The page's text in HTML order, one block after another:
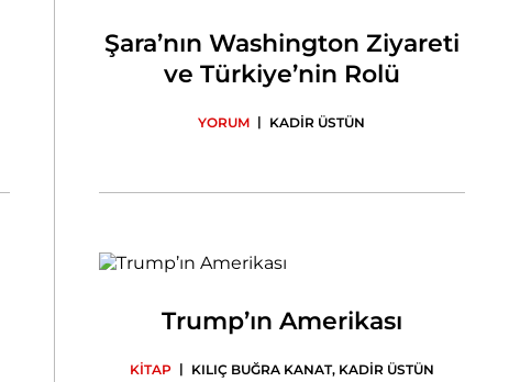
Şara’nın Washington Ziyareti
ve Türkiye’nin Rolü
YORUM | KADİR ÜSTÜN
Trump’ın Amerikası
KİTAP | KILIÇ BUĞRA KANAT, KADİR ÜSTÜN